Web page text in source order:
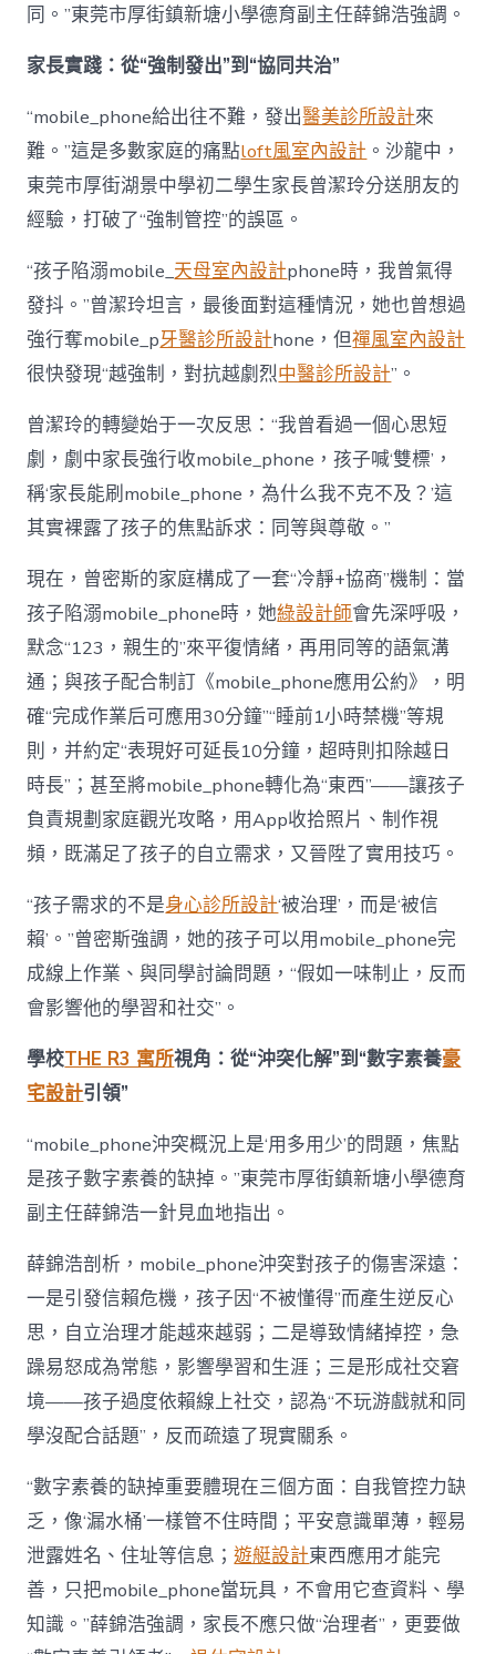
同。”東莞市厚街鎮新塘小學德育副主任薛錦浩強調。
家長實踐：從“強制發出”到“協同共治”
“mobile_phone給出往不難，發出醫美診所設計來
難。”這是多數家庭的痛點loft風室內設計 。沙龍中，
東莞市厚街湖景中學初二學生家長曾潔玲分送朋友的
經驗，打破了“強制管控”的誤區。
“孩子陷溺mobile_天母室內設計phone時，我曾氣得
發抖。”曾潔玲坦言，最後面對這種情況，她也曾想過
強行奪mobile_p牙醫診所設計hone，但禪風室內設計
很快發現“越強制，對抗越劇烈中醫診所設計”。
曾潔玲的轉變始于一次反思：“我曾看過一個心思短
劇，劇中家長強行收mobile_phone，孩子喊‘雙標’，
稱‘家長能刷mobile_phone，為什么我不克不及？’這
其實裸露了孩子的焦點訴求：同等與尊敬。”
現在，曾密斯的家庭構成了一套“冷靜+協商”機制：當
孩子陷溺mobile_phone時，她綠設計師會先深呼吸，
默念“123，親生的”來平復情緒，再用同等的語氣溝
通；與孩子配合制訂《mobile_phone應用公約》，明
確“完成作業后可應用30分鐘”“睡前1小時禁機”等規
則，并約定“表現好可延長10分鐘，超時則扣除越日
時長”；甚至將mobile_phone轉化為“東西”——讓孩子
負責規劃家庭觀光攻略，用App收拾照片、制作視
頻，既滿足了孩子的自立需求，又晉陞了實用技巧。
“孩子需求的不是身心診所設計‘被治理’，而是‘被信
賴’。”曾密斯強調，她的孩子可以用mobile_phone完
成線上作業、與同學討論問題，“假如一味制止，反而
會影響他的學習和社交”。
學校THE R3 寓所視角：從“沖突化解”到“數字素養豪
宅設計引領”
“mobile_phone沖突概況上是‘用多用少’的問題，焦點
是孩子數字素養的缺掉。”東莞市厚街鎮新塘小學德育
副主任薛錦浩一針見血地指出。
薛錦浩剖析，mobile_phone沖突對孩子的傷害深遠：
一是引發信賴危機，孩子因“不被懂得”而產生逆反心
思，自立治理才能越來越弱；二是導致情緒掉控，急
躁易怒成為常態，影響學習和生涯；三是形成社交窘
境——孩子過度依賴線上社交，認為“不玩游戲就和同
學沒配合話題”，反而疏遠了現實關系。
“數字素養的缺掉重要體現在三個方面：自我管控力缺
乏，像‘漏水桶’一樣管不住時間；平安意識單薄，輕易
泄露姓名、住址等信息；遊艇設計東西應用才能完
善，只把mobile_phone當玩具，不會用它查資料、學
知識。”薛錦浩強調，家長不應只做“治理者”，更要做